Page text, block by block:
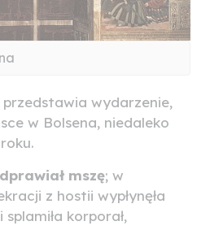
przedstawia wydarzenie,
w Bolsena, niedaleko
mszę; w
z hostii wypłynęła
korporał,